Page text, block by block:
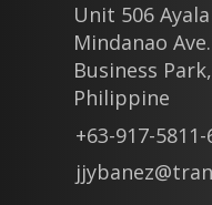
Unit 506
Mindanao
Business
Philippine
+63-917-5811-